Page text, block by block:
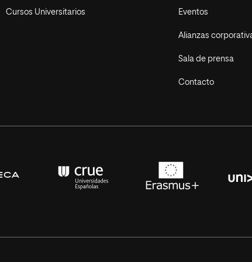
Cursos Universitarios Eventos
Alianzas
Sala de prensa
Contacto